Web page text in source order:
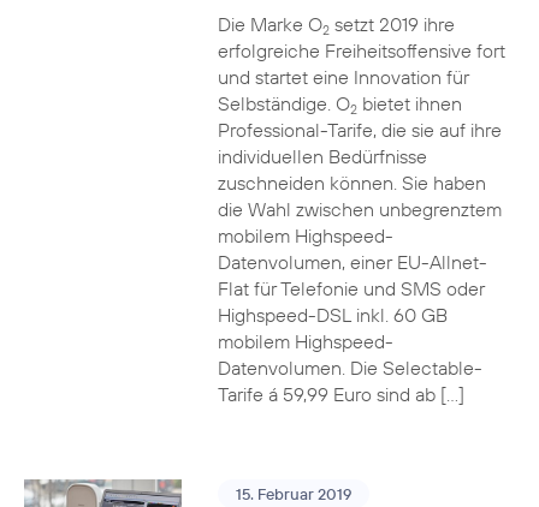
Die Marke O2setzt 2019 ihre
erfolgreiche Freiheitsoffensive fort
und startet eine Innovation für
Selbständige. O2bietet ihnen
Professional-Tarife, die sie auf ihre
individuellen Bedürfnisse
zuschneiden können. Sie haben
die Wahl zwischen unbegrenztem
mobilem Highspeed-
Datenvolumen, einer EU-Allnet-
Flat für Telefonie und SMS oder
Highspeed-DSL inkl. 60 GB
mobilem Highspeed-
Datenvolumen. Die Selectable-
Tarife á 59,99 Euro sind ab […]
15. Februar 2019